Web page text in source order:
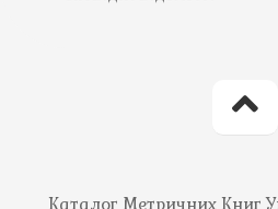
Каталог Метричних Книг